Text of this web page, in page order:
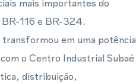
mais importantes do
116 e BR-324.
em uma potência
o Centro Industrial Subaé
distribuição,